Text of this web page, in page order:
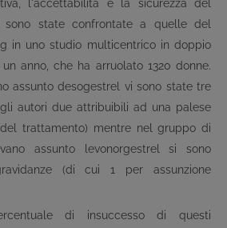
l'accettabilità e la sicurezza del
state confrontate a quelle del
in uno studio multicentrico in doppio
anno, che ha arruolato 1320 donne.
assunto desogestrel vi sono state tre
autori due attribuibili ad una palese
trattamento) mentre nel gruppo di
assunto levonorgestrel si sono
(di cui 1 per assunzione
di insuccesso di questi